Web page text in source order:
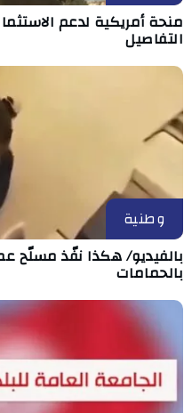
منحة أمريكية لدعم
التفاصيل
وطنية
بالفيديو/ هكذا نفّذ
بالحمامات